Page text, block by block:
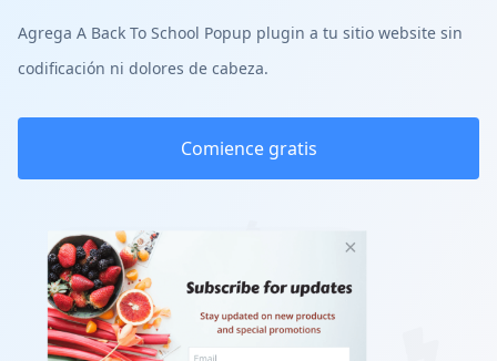
Agrega A Back To School Popup plugin a tu sitio website sin
codificación ni dolores de cabeza.
Comience gratis